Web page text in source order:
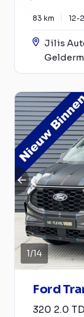
83 km 12-
Jilis
1/14
Ford
320 2.0